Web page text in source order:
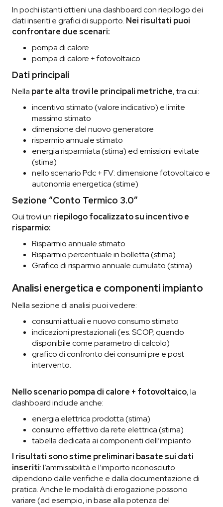
In pochi istanti ottieni una dashboard con riepilogo dei
dati inseriti e grafici di supporto. Nei risultati puoi
confrontare due scenari:
pompa di calore
pompa di calore + fotovoltaico
Dati principali
Nella parte alta trovi le principali metriche, tra cui:
incentivo stimato (valore indicativo) e limite
massimo stimato
dimensione del nuovo generatore
risparmio annuale stimato
energia risparmiata (stima) ed emissioni evitate
(stima)
nello scenario Pdc + FV: dimensione fotovoltaico e
autonomia energetica (stime)
Sezione “Conto Termico 3.0”
Qui trovi un riepilogo focalizzato su incentivo e
risparmio:
Risparmio annuale stimato
Risparmio percentuale in bolletta (stima)
Grafico di risparmio annuale cumulato (stima)
Analisi energetica e componenti impianto
Nella sezione di analisi puoi vedere:
consumi attuali e nuovo consumo stimato
indicazioni prestazionali (es. SCOP, quando
disponibile come parametro di calcolo)
grafico di confronto dei consumi pre e post
intervento.
Nello scenario pompa di calore + fotovoltaico, la
dashboard include anche:
energia elettrica prodotta (stima)
consumo effettivo da rete elettrica (stima)
tabella dedicata ai componenti dell’impianto
I risultati sono stime preliminari basate sui dati
inseriti: l’ammissibilità e l’importo riconosciuto
dipendono dalle verifiche e dalla documentazione di
pratica. Anche le modalità di erogazione possono
variare (ad esempio, in base alla potenza del